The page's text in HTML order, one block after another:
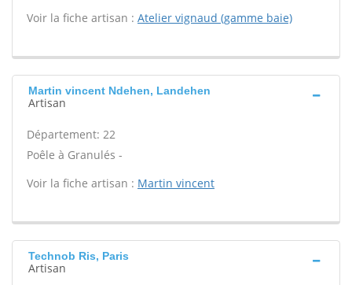
Voir la fiche artisan : Atelier vignaud (gamme baie)
Martin vincent Ndehen, Landehen
Artisan
Département: 22
Poêle à Granulés -
Voir la fiche artisan : Martin vincent
Technob Ris, Paris
Artisan